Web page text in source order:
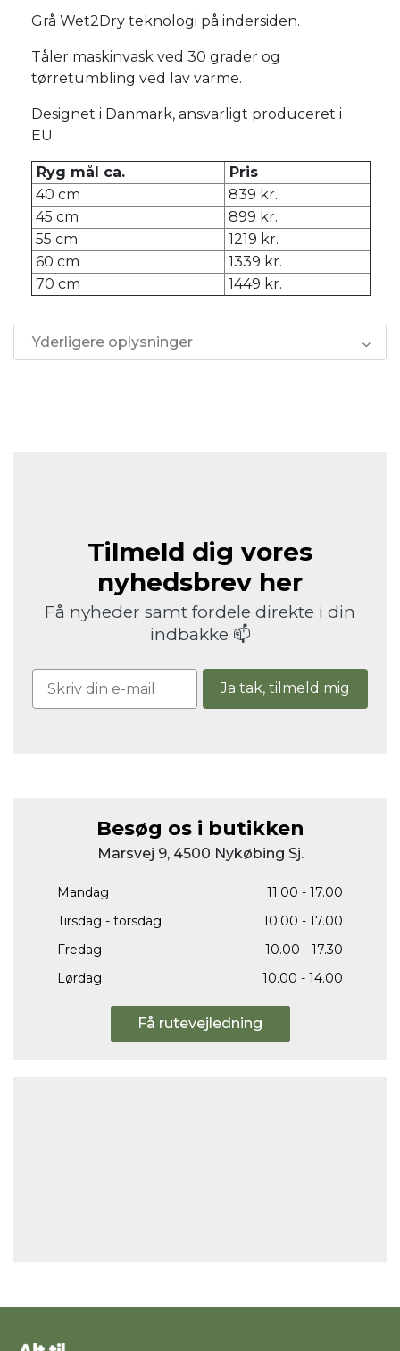
Grå Wet2Dry teknologi på indersiden.
Tåler maskinvask ved 30 grader og
tørretumbling ved lav varme.
Designet i Danmark, ansvarligt produceret i
EU.
Ryg mål ca.
Pris
40 cm
839 kr.
45 cm
899 kr.
55 cm
1219 kr.
60 cm
1339 kr.
70 cm
1449 kr.
Yderligere oplysninger
Tilmeld dig vores
nyhedsbrev her
Få nyheder samt fordele direkte i din
indbakke 📫
Ja tak, tilmeld mig
Besøg os i butikken
Marsvej 9, 4500 Nykøbing Sj.
Mandag
11.00 - 17.00
Tirsdag - torsdag
10.00 - 17.00
Fredag
10.00 - 17.30
Lørdag
10.00 - 14.00
Få rutevejledning